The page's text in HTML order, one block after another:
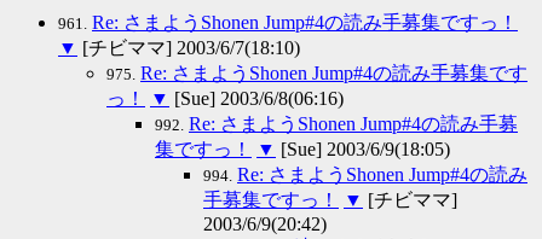
961.
Re: さまようShonen Jump#4の読み手募集ですっ！
▼ [チビママ] 2003/6/7(18:10)
975. Re: さまようShonen Jump#4の読み手募集です
っ！
▼ [Sue] 2003/6/8(06:16)
992. Re: さまようShonen Jump#4の読み手募
集ですっ！
▼ [Sue] 2003/6/9(18:05)
994. Re: さまようShonen Jump#4の読み
手募集ですっ！
▼ [チビママ]
2003/6/9(20:42)